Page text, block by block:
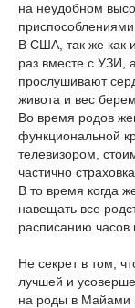
на неудобном
приспособлениями
В США, так же как
раз вместе с УЗИ,
прослушивают
живота и вес
Во время родов
функциональной
телевизором,
частично страховка.
В то время когда
навещать все
расписанию часов
Не секрет в том,
лучшей и
на роды в Майами